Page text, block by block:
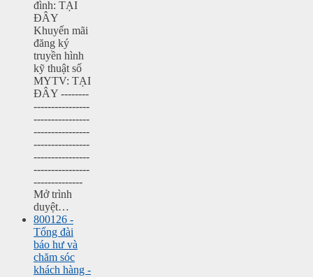
đình: TẠI
ĐÂY
Khuyến mãi
đăng ký
truyền hình
kỹ thuật số
MYTV: TẠI
ĐÂY --------
----------------
----------------
----------------
----------------
----------------
----------------
--------------
Mở trình
duyệt…
800126 -
Tổng đài
báo hư và
chăm sóc
khách hàng -